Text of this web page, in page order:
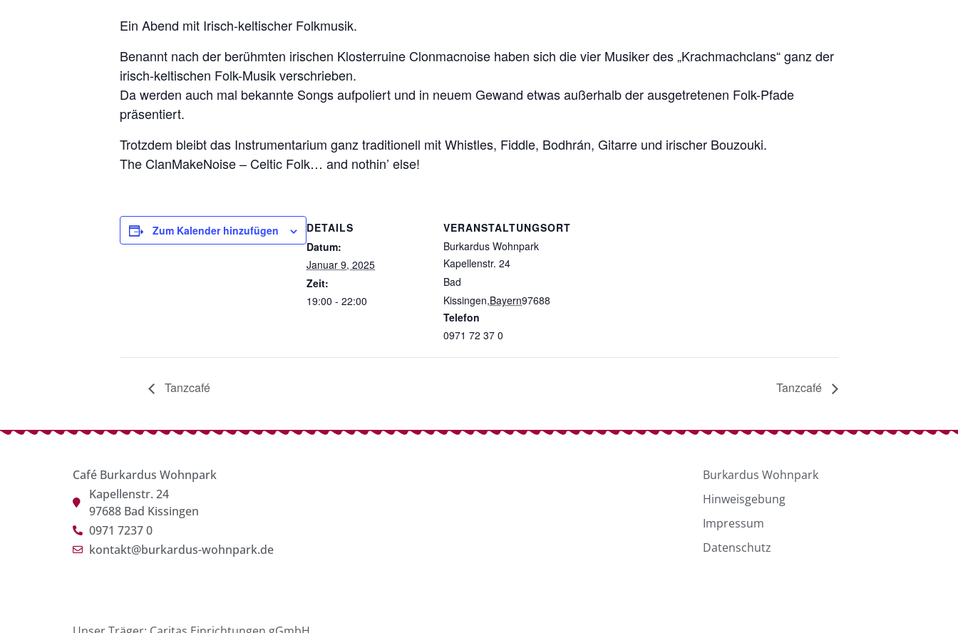
Ein Abend mit Irisch-keltischer Folkmusik.
Benannt nach der berühmten irischen Klosterruine Clonmacnoise haben sich die vier Musiker des „Krachmachclans“ ganz der
irisch-keltischen Folk-Musik verschrieben.
Da werden auch mal bekannte Songs aufpoliert und in neuem Gewand etwas außerhalb der ausgetretenen Folk-Pfade
präsentiert.
Trotzdem bleibt das Instrumentarium ganz traditionell mit Whistles, Fiddle, Bodhrán, Gitarre und irischer Bouzouki.
The ClanMakeNoise – Celtic Folk… and nothin’ else!
Zum Kalender hinzufügen
DETAILS
Datum:
Januar 9, 2025
Zeit:
19:00 - 22:00
VERANSTALTUNGSORT
Burkardus Wohnpark
Kapellenstr. 24
Bad
Kissingen,Bayern97688
Telefon
0971 72 37 0
Tanzcafé Tanzcafé
Café Burkardus Wohnpark
Kapellenstr. 24
97688 Bad Kissingen
0971 7237 0
kontakt@burkardus-wohnpark.de
Burkardus Wohnpark
Hinweisgebung
Impressum
Datenschutz